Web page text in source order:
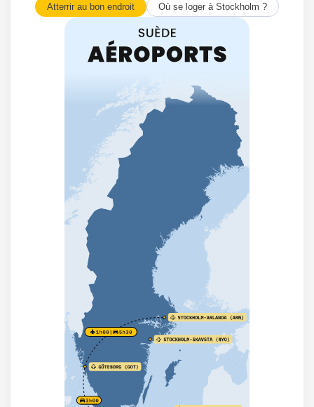
Atterrir au bon endroit Où se loger à Stockholm ?